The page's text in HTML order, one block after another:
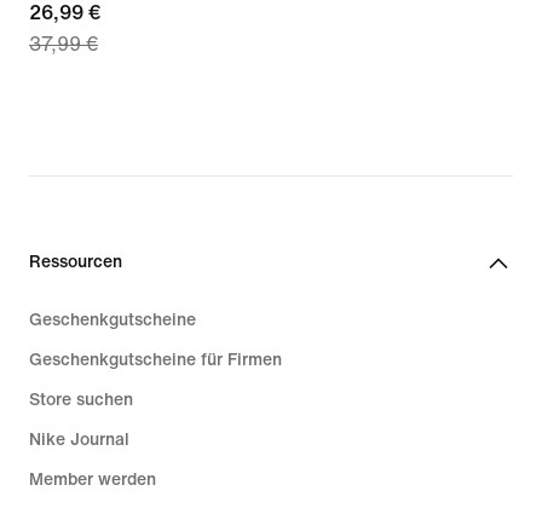
current
price
37,99 €
26,99 €
37,99 €
Ressourcen
Geschenkgutscheine
Geschenkgutscheine für Firmen
Store suchen
Nike Journal
Member werden